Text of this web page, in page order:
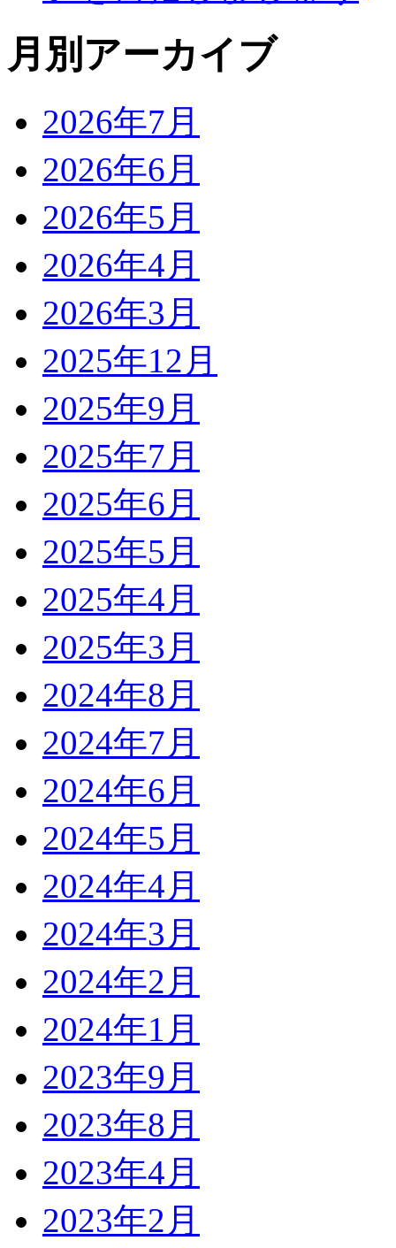
月別アーカイブ
2026年7月
2026年6月
2026年5月
2026年4月
2026年3月
2025年12月
2025年9月
2025年7月
2025年6月
2025年5月
2025年4月
2025年3月
2024年8月
2024年7月
2024年6月
2024年5月
2024年4月
2024年3月
2024年2月
2024年1月
2023年9月
2023年8月
2023年4月
2023年2月